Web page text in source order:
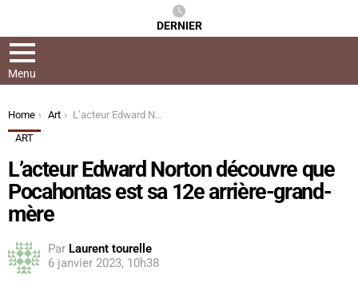
DERNIER
Menu
You are here:
Home Art
L’acteur Edward Norton découvre que Pocahontas est sa 12e arrière-grand-mère
ART
L’acteur Edward Norton découvre que
Pocahontas est sa 12e arrière-grand-
mère
Par Laurent tourelle
6 janvier 2023, 10h38